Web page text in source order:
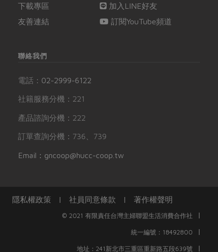
下載專區
友善連結
加入LINE好友
訂閱YouTube頻道
聯絡我們
電話： 02-2999-6122
社籍服務分機：221
產品諮詢分機：222
訂單查詢分機：736、739
Email：gncoop@hucc-coop.tw
隱私權政策 | 社員同意條款 | 著作權聲明
© 2021 有限責任台灣主婦聯盟生活消費合作社 |
統一編號：18492800 |
地址：241新北市三重區重新路五段639號 |